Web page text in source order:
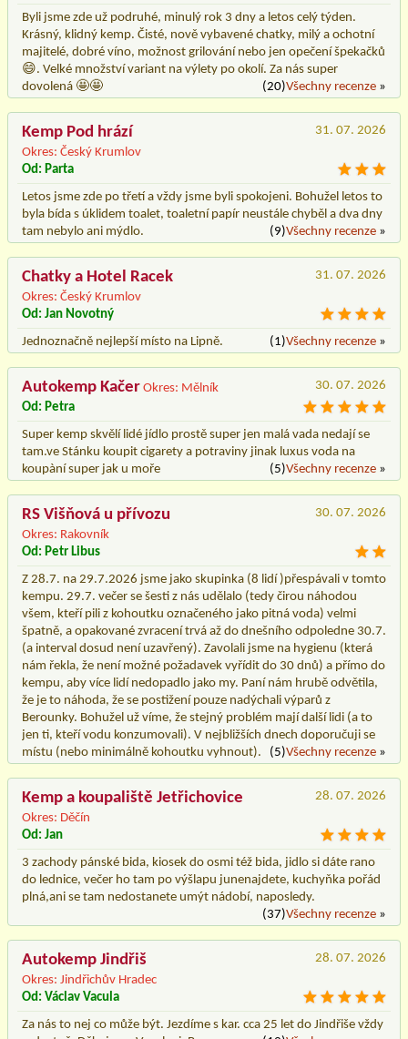
Byli jsme zde už podruhé, minulý rok 3 dny a letos celý týden.
Krásný, klidný kemp. Čisté, nově vybavené chatky, milý a ochotní
majitelé, dobré víno, možnost grilování nebo jen opečení špekačků
😄. Velké množství variant na výlety po okolí. Za nás super
dovolená 🤩🤩
(20)Všechny recenze »
Kemp Pod hrází
Okres: Český Krumlov
31. 07. 2026
Od: Parta
Letos jsme zde po třetí a vždy jsme byli spokojeni. Bohužel letos to
byla bída s úklidem toalet, toaletní papír neustále chyběl a dva dny
tam nebylo ani mýdlo.
(9)Všechny recenze »
Chatky a Hotel Racek
Okres: Český Krumlov
31. 07. 2026
Od: Jan Novotný
Jednoznačně nejlepší místo na Lipně.
(1)Všechny recenze »
Autokemp Kačer Okres: Mělník
30. 07. 2026
Od: Petra
Super kemp skvělí lidé jídlo prostě super jen malá vada nedají se
tam.ve Stánku koupit cigarety a potraviny jinak luxus voda na
koupàní super jak u moře
(5)Všechny recenze »
RS Višňová u přívozu
Okres: Rakovník
30. 07. 2026
Od: Petr Libus
Z 28.7. na 29.7.2026 jsme jako skupinka (8 lidí )přespávali v tomto
kempu. 29.7. večer se šesti z nás udělalo (tedy čirou náhodou
všem, kteří pili z kohoutku označeného jako pitná voda) velmi
špatně, a opakované zvracení trvá až do dnešního odpoledne 30.7.
(a interval dosud není uzavřený). Zavolali jsme na hygienu (která
nám řekla, že není možné požadavek vyřídit do 30 dnů) a přímo do
kempu, aby více lidí nedopadlo jako my. Paní nám hrubě odvětila,
že je to náhoda, že se postižení pouze nadýchali výparů z
Berounky. Bohužel už víme, že stejný problém mají další lidi (a to
jen ti, kteří vodu konzumovali). V nejbližších dnech doporučuji se
místu (nebo minimálně kohoutku vyhnout).
(5)Všechny recenze »
Kemp a koupaliště Jetřichovice
Okres: Děčín
28. 07. 2026
Od: Jan
3 zachody pánské bida, kiosek do osmi též bida, jidlo si dáte rano
do lednice, večer ho tam po výšlapu junenajdete, kuchyňka pořád
plná,ani se tam nedostanete umýt nádobí, naposledy.
(37)Všechny recenze »
Autokemp Jindřiš
Okres: Jindřichův Hradec
28. 07. 2026
Od: Václav Vacula
Za nás to nej co může být. Jezdíme s kar. cca 25 let do Jindřiše vždy